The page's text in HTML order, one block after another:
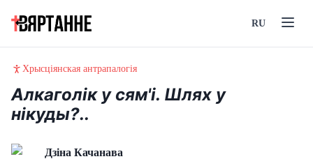
RU
Хрысціянская антрапалогія
Алкаголік у сям'і. Шлях у
нікуды?..
Дзіна Качанава